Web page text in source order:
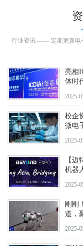
行业资讯 —— 定期更新电
亮相
体时
2025-
校企
微电
2025-
【
机器
2025-
刚刚
道，
2025-